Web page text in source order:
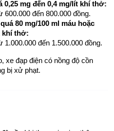
0,25 mg đến 0,4 mg/lít khí thở:
600.000 đến 800.000 đồng.
80 mg/100 ml máu hoặc
khí thở:
1.000.000 đến 1.500.000 đồng.
xe đạp điện có nồng độ cồn
bị xử phạt.